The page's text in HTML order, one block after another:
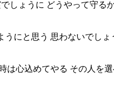
しょうに どうやって守る
にと思う 思わないでし
心込めてやる その人を